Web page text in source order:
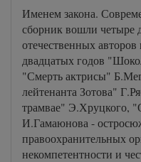
Именем закона.
сборник вошли четыре
отечественных
двадцатых годов
"Смерть актрисы"
лейтенанта Зотова"
трамвае" Э.Хруцкого,
И.Гамаюнова -
правоохранительных
некомпетентности и